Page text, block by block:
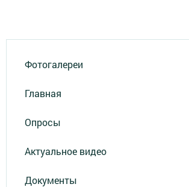
Фотогалереи
Главная
Опросы
Актуальное видео
Документы